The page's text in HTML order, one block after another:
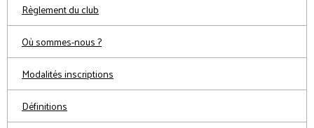
Règlement du club
Où sommes-nous ?
Modalités inscriptions
Définitions